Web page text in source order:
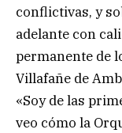
conflictivas, y
adelante con
permanente de
Villafañe de
«Soy de las
veo cómo la